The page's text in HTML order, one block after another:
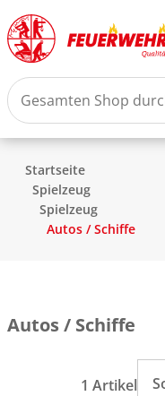
Startseite
Spielzeug
Spielzeug
Autos / Schiffe
Autos / Schiffe
1 Artikel